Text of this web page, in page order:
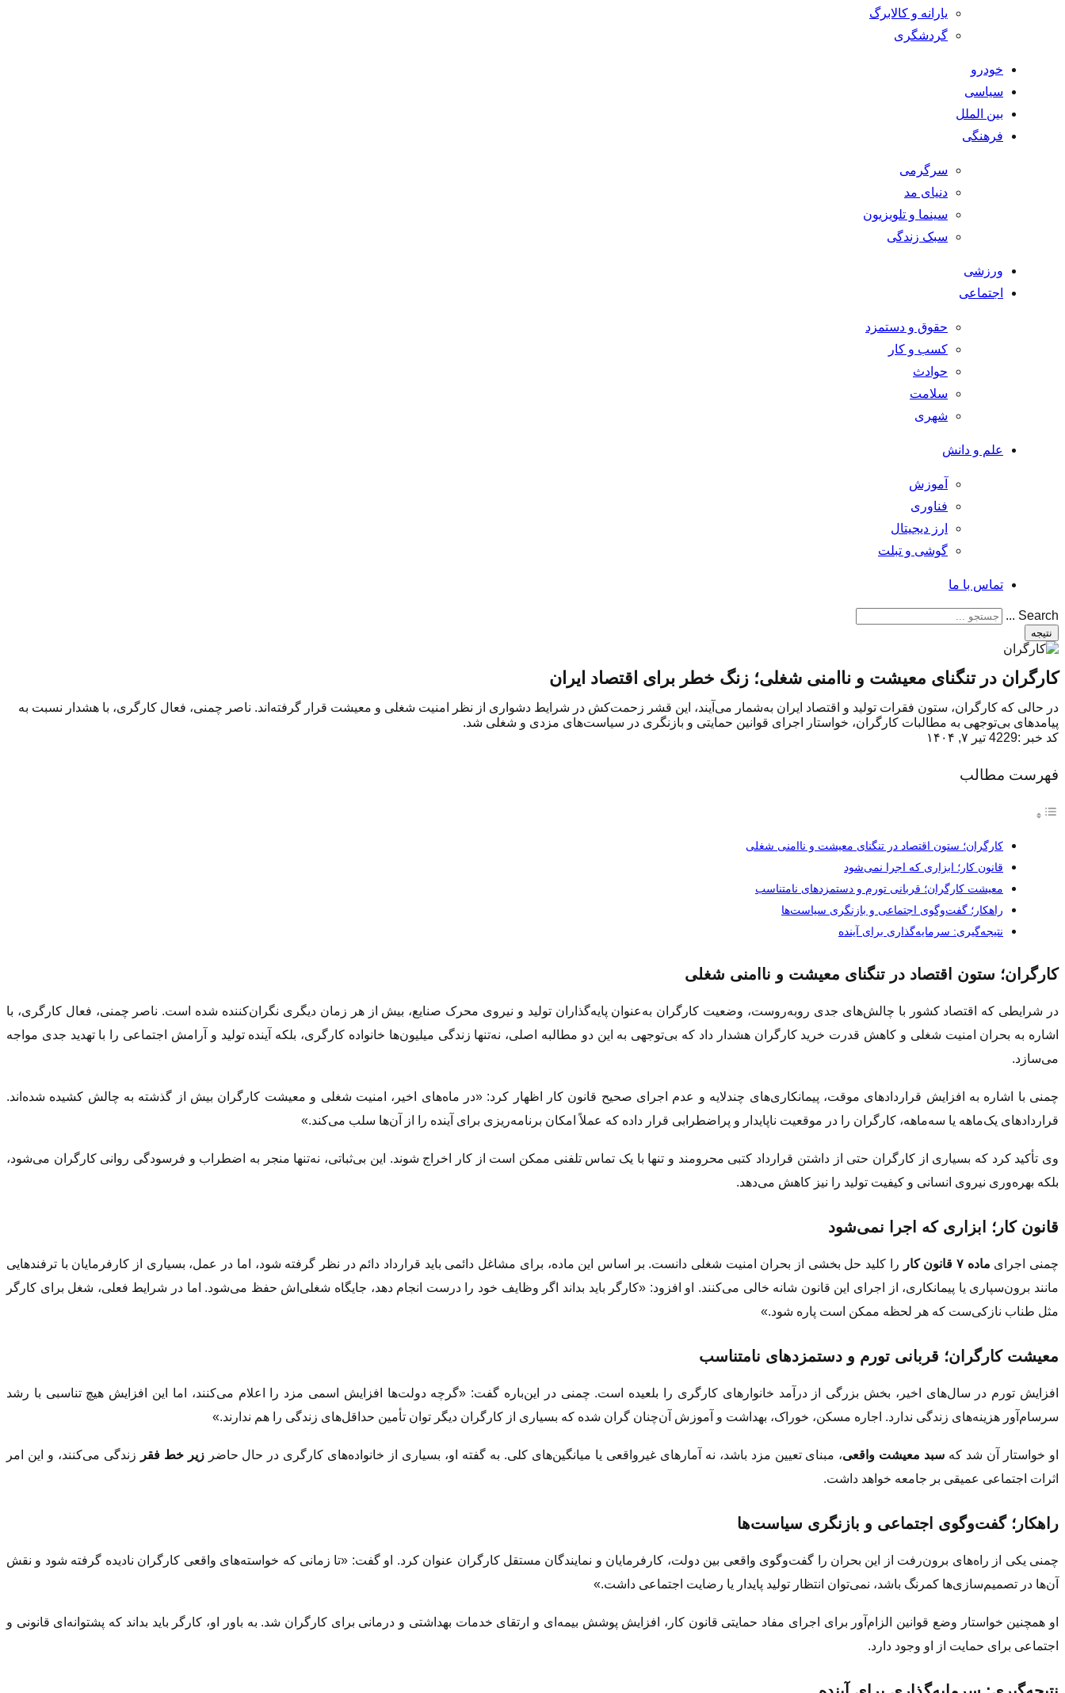
یارانه و کالابرگ
گردشگری
خودرو
سیاسی
بین الملل
فرهنگی
سرگرمی
دنیای مد
سینما و تلویزیون
سبک زندگی
ورزشی
اجتماعی
حقوق و دستمزد
کسب و کار
حوادث
سلامت
شهری
علم و دانش
آموزش
فناوری
ارز دیجیتال
گوشی و تبلت
تماس با ما
Search ...
نتیجه
کارگران در تنگنای معیشت و ناامنی شغلی؛ زنگ خطر برای اقتصاد ایران
در حالی که کارگران، ستون فقرات تولید و اقتصاد ایران به‌شمار می‌آیند، این قشر زحمت‌کش در شرایط دشواری از نظر امنیت شغلی و معیشت قرار گرفته‌اند. ناصر چمنی، فعال کارگری، با هشدار نسبت به
پیامدهای بی‌توجهی به مطالبات کارگران، خواستار اجرای قوانین حمایتی و بازنگری در سیاست‌های مزدی و شغلی شد.
کد خبر :4229
تیر ۷, ۱۴۰۴
فهرست مطالب
کارگران؛ ستون اقتصاد در تنگنای معیشت و ناامنی شغلی
قانون کار؛ ابزاری که اجرا نمی‌شود
معیشت کارگران؛ قربانی تورم و دستمزدهای نامتناسب
راهکار؛ گفت‌وگوی اجتماعی و بازنگری سیاست‌ها
نتیجه‌گیری: سرمایه‌گذاری برای آینده
کارگران؛ ستون اقتصاد در تنگنای معیشت و ناامنی شغلی
در شرایطی که اقتصاد کشور با چالش‌های جدی روبه‌روست، وضعیت کارگران به‌عنوان پایه‌گذاران تولید و نیروی محرک صنایع، بیش از هر زمان دیگری نگران‌کننده شده است. ناصر چمنی، فعال کارگری، با
اشاره به بحران امنیت شغلی و کاهش قدرت خرید کارگران هشدار داد که بی‌توجهی به این دو مطالبه اصلی، نه‌تنها زندگی میلیون‌ها خانواده کارگری، بلکه آینده تولید و آرامش اجتماعی را با تهدید جدی مواجه
می‌سازد.
چمنی با اشاره به افزایش قراردادهای موقت، پیمانکاری‌های چندلایه و عدم اجرای صحیح قانون کار اظهار کرد: «در ماه‌های اخیر، امنیت شغلی و معیشت کارگران بیش از گذشته به چالش کشیده شده‌اند.
قراردادهای یک‌ماهه یا سه‌ماهه، کارگران را در موقعیت ناپایدار و پراضطرابی قرار داده که عملاً امکان برنامه‌ریزی برای آینده را از آن‌ها سلب می‌کند.»
وی تأکید کرد که بسیاری از کارگران حتی از داشتن قرارداد کتبی محرومند و تنها با یک تماس تلفنی ممکن است از کار اخراج شوند. این بی‌ثباتی، نه‌تنها منجر به اضطراب و فرسودگی روانی کارگران می‌شود،
بلکه بهره‌وری نیروی انسانی و کیفیت تولید را نیز کاهش می‌دهد.
قانون کار؛ ابزاری که اجرا نمی‌شود
چمنی اجرای ماده ۷ قانون کار
را کلید حل بخشی از بحران امنیت شغلی دانست. بر اساس این ماده، برای مشاغل دائمی باید قرارداد دائم در نظر گرفته شود، اما در عمل، بسیاری از کارفرمایان با ترفندهایی
مانند برون‌سپاری یا پیمانکاری، از اجرای این قانون شانه خالی می‌کنند. او افزود: «کارگر باید بداند اگر وظایف خود را درست انجام دهد، جایگاه شغلی‌اش حفظ می‌شود. اما در شرایط فعلی، شغل برای کارگر
مثل طناب نازکی‌ست که هر لحظه ممکن است پاره شود.»
معیشت کارگران؛ قربانی تورم و دستمزدهای نامتناسب
افزایش تورم در سال‌های اخیر، بخش بزرگی از درآمد خانوارهای کارگری را بلعیده است. چمنی در این‌باره گفت: «گرچه دولت‌ها افزایش اسمی مزد را اعلام می‌کنند، اما این افزایش هیچ تناسبی با رشد
سرسام‌آور هزینه‌های زندگی ندارد. اجاره مسکن، خوراک، بهداشت و آموزش آن‌چنان گران شده که بسیاری از کارگران دیگر توان تأمین حداقل‌های زندگی را هم ندارند.»
او خواستار آن شد که سبد معیشت واقعی، مبنای تعیین مزد باشد، نه آمارهای غیرواقعی یا میانگین‌های کلی. به گفته او، بسیاری از خانواده‌های کارگری در حال حاضرزیر خط فقر
زندگی می‌کنند، و این امر
اثرات اجتماعی عمیقی بر جامعه خواهد داشت.
راهکار؛ گفت‌وگوی اجتماعی و بازنگری سیاست‌ها
چمنی یکی از راه‌های برون‌رفت از این بحران را گفت‌وگوی واقعی بین دولت، کارفرمایان و نمایندگان مستقل کارگران عنوان کرد. او گفت: «تا زمانی که خواسته‌های واقعی کارگران نادیده گرفته شود و نقش
آن‌ها در تصمیم‌سازی‌ها کمرنگ باشد، نمی‌توان انتظار تولید پایدار یا رضایت اجتماعی داشت.»
او همچنین خواستار وضع قوانین الزام‌آور برای اجرای مفاد حمایتی قانون کار، افزایش پوشش بیمه‌ای و ارتقای خدمات بهداشتی و درمانی برای کارگران شد. به باور او، کارگر باید بداند که پشتوانه‌ای قانونی و
اجتماعی برای حمایت از او وجود دارد.